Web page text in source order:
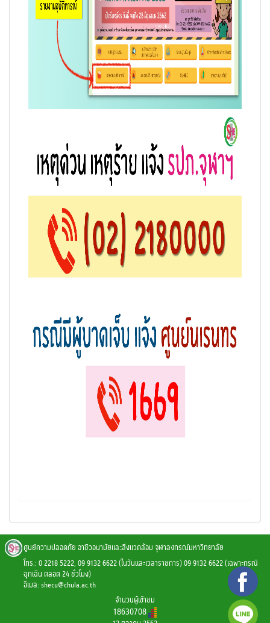
ศูนย์ความปลอดภัย อาชีวอนามัยและสิ่งแวดล้อม จุฬาลงกรณ์มหาวิทยาลัย
โทร.: 0 2218 5222, 09 9132 6622 (ในวันและเวลาราชการ) 09 9132 6622 (เฉพาะกรณี
ฉุกเฉิน ตลอด 24 ชั่วโมง)
อีเมล: shecu@chula.ac.th
จำนวนผู้เข้าชม
18630708